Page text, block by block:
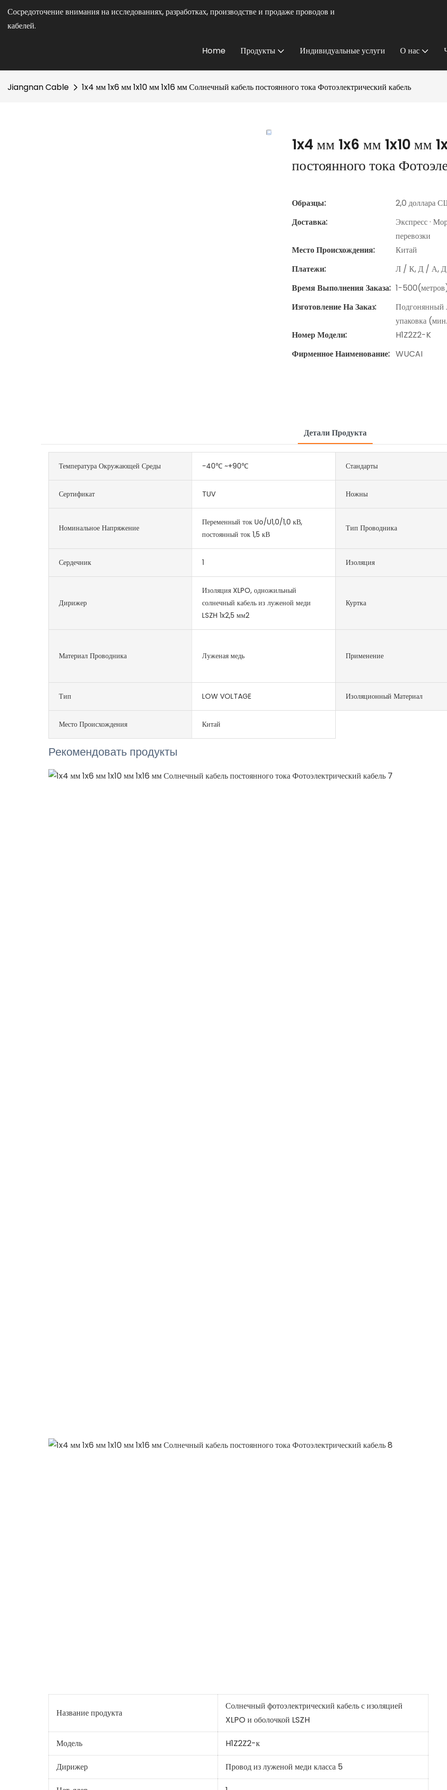
Сосредоточение внимания на исследованиях, разработках, производстве и продаже проводов и
кабелей.
Home Продукты Индивидуальные услуги О нас
Jiangnan Cable 1x4 мм 1x6 мм 1x10 мм 1x16 мм Солнечный кабель постоянного тока Фотоэлектрический кабель
1x4 мм 1x6 мм 1x10 мм
постоянного тока
Образцы:
2,0 доллара
Доставка:
Экспресс ·
перевозки
Место Происхождения:
Китай
Платежи:
Л / К, Д / А, Д
Время Выполнения Заказа: 1-
Изготовление На Заказ:
Подгонянный
упаковка
Номер Модели:
H1Z2Z2-K
Фирменное Наименование: WUCAI
Детали Продукта
Температура Окружающей Среды -40℃ ~+90℃ Стандарты
Сертификат TUV Ножны
Номинальное Напряжение
Переменный ток Uo/U1,0/1,0 кВ,
постоянный ток 1,5 кВ
Тип Проводника
Сердечник 1 Изоляция
Дирижер
Изоляция XLPO, одножильный
солнечный кабель из луженой меди
LSZH 1x2,5 мм2
Куртка
Материал Проводника Луженая медь Применение
Тип LOW VOLTAGE Изоляционный Материал
Место Происхождения Китай
Рекомендовать продукты
Название продукта
Солнечный фотоэлектрический кабель с изоляцией
XLPO и оболочкой LSZH
Модель H1Z2Z2-к
Дирижер Провод из луженой меди класса 5